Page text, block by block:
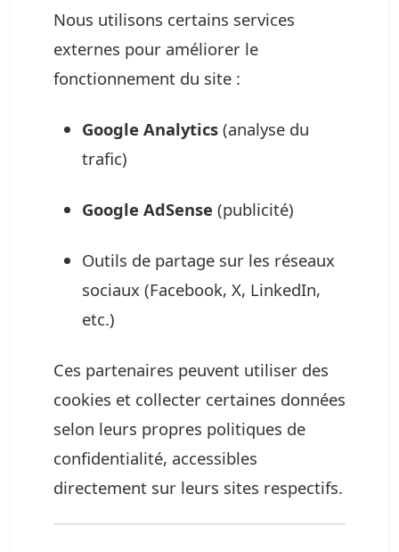
Nous utilisons certains services
externes pour améliorer le
fonctionnement du site :
Google Analytics (analyse du
trafic)
Google AdSense (publicité)
Outils de partage sur les réseaux
sociaux (Facebook, X, LinkedIn,
etc.)
Ces partenaires peuvent utiliser des
cookies et collecter certaines données
selon leurs propres politiques de
confidentialité, accessibles
directement sur leurs sites respectifs.